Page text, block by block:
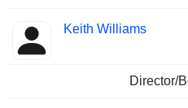
Keith Williams
Director/